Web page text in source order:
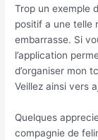
Trop un exemple
positif a une telle
embarrasse. Si
l’application
d’organiser mon
Veillez ainsi vers
Quelques
compagnie de